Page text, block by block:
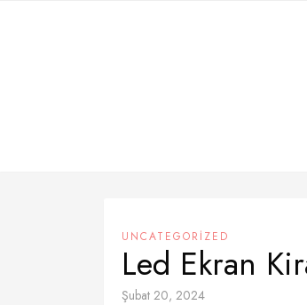
UNCATEGORIZED
Led Ekran
Şubat 20, 2024